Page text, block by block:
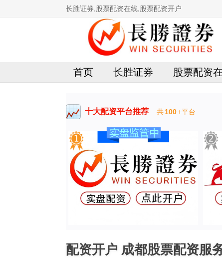
长胜证券,股票配资在线,股票配资开户
首页 长胜证券 股票配资
十大配资平台推荐 共100+平台
配资开户 成都股票配资服